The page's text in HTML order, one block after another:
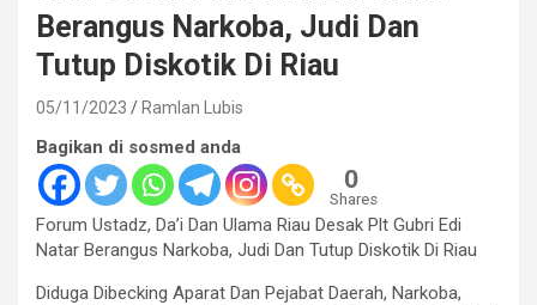
Berangus Narkoba, Judi Dan
Tutup Diskotik Di Riau
05/11/2023 Ramlan Lubis
Bagikan di sosmed anda
0
Shares
Forum Ustadz, Da’i Dan Ulama Riau Desak Plt Gubri Edi
Natar Berangus Narkoba, Judi Dan Tutup Diskotik Di Riau
Diduga Dibecking Aparat Dan Pejabat Daerah, Narkoba,